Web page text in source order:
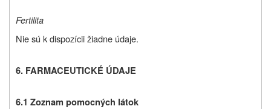
Fertilita
Nie sú k dispozícii žiadne údaje.
6. FARMACEUTICKÉ ÚDAJE
6.1 Zoznam pomocných látok